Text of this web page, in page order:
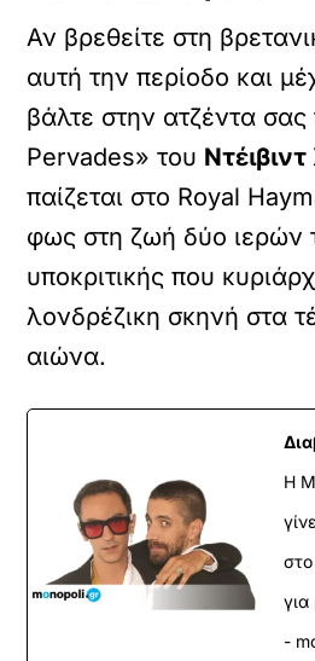
Αν βρεθείτε στη
αυτή την περίοδο και
βάλτε στην ατζέντα σας
Pervades» του
παίζεται στο Royal
φως στη ζωή δύο ιερών
υποκριτικής που
λονδρέζικη σκηνή στα
αιώνα.
Η
-